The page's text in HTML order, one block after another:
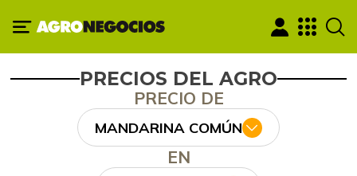
PRECIOS DEL AGRO
PRECIO DE
MANDARINA COMÚN
EN